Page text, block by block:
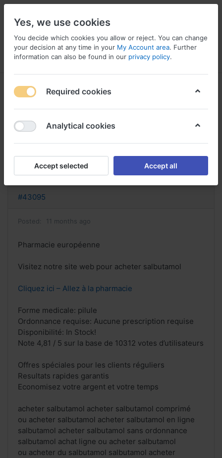
Menu Log in Compare Wishlist
acheter salbutamol acheter
salbutamol comprimé
Reply
#43095
Posted: 11 months ago
Pharmacie européenne
Visitez notre site web pour acheter salbutamol
Cliquez ici – Allez à la pharmacie
Forme medicale: pilule
Ordonnance requise: Aucune prescription requise
Disponibilité: In Stock!
Note 4,81 / 5 sur la base de 10312 votes d’utilisateurs
Offres spéciales pour les clients réguliers
Resultats rapides garantis
Economisez votre argent et votre temps
acheter salbutamol acheter salbutamol comprimé
ou acheter salbutamol acheter salbutamol en ligne
salbutamol acheter salbutamol sans ordonnance
salbutamol achat ligne ou acheter salbutamol
ou acheter du salbutamol salbutamol acheter
Yes, we use cookies
You decide which cookies you allow or reject. You can change
your decision at any time in your My Account area. Further
information can also be found in our privacy policy.
Required cookies
Analytical cookies
Accept selected Accept all